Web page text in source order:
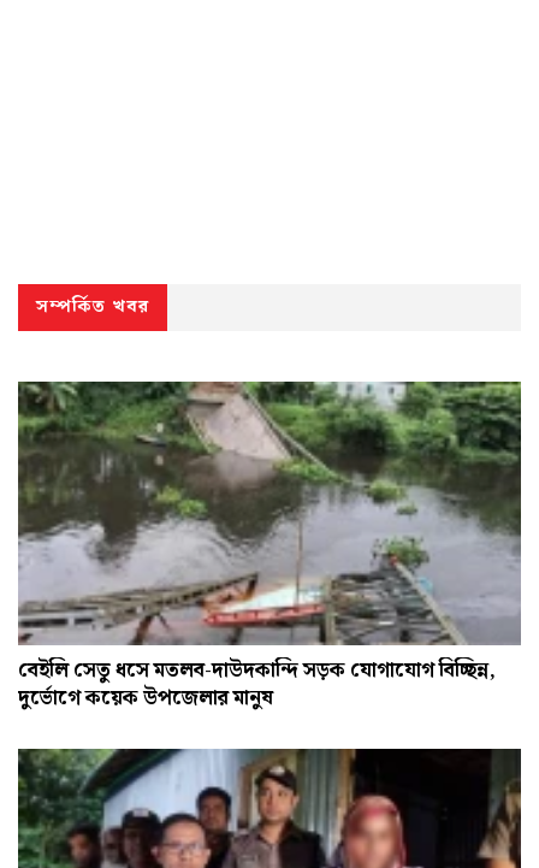
সম্পর্কিত খবর
বেইলি সেতু ধসে মতলব-দাউদকান্দি সড়ক যোগাযোগ বিচ্ছিন্ন,
দুর্ভোগে কয়েক উপজেলার মানুষ